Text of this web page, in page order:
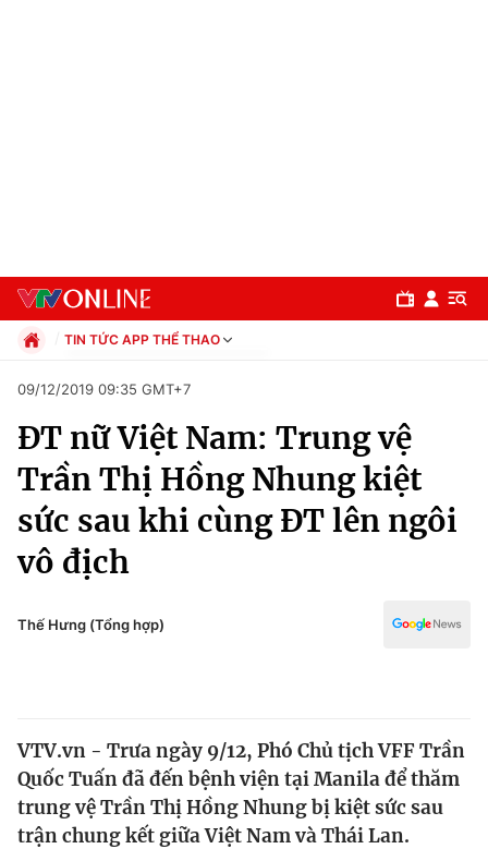
Chuyên mục
Chính trị
Xã hội
Pháp luật
Thế giới
Tin tức
Thế giới đó đây
Kinh tế
TIN TỨC APP THỂ THAO
Xã hội
Pháp luật
Thể thao
Truyền hình
Văn hóa - Giải trí
Y tế
Công nghệ
09/12/2019 09:35 GMT+7
ĐT nữ Việt Nam: Trung vệ
Trần Thị Hồng Nhung kiệt
sức sau khi cùng ĐT lên ngôi
vô địch
Thế Hưng (Tổng hợp)
VTV.vn - Trưa ngày 9/12, Phó Chủ tịch VFF Trần
Quốc Tuấn đã đến bệnh viện tại Manila để thăm
trung vệ Trần Thị Hồng Nhung bị kiệt sức sau
trận chung kết giữa Việt Nam và Thái Lan.